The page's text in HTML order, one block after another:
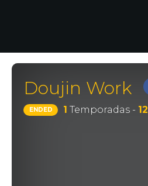
Doujin Work
ENDED 1 Temporadas - 12